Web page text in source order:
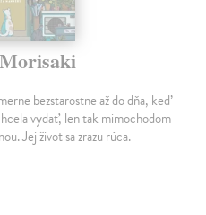
bezstarostne až do dňa, keď
vydať, len tak mimochodom
Jej život sa zrazu rúca.